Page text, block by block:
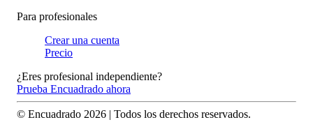
Para profesionales
Crear una cuenta
Precio
¿Eres profesional independiente?
Prueba Encuadrado ahora
© Encuadrado 2026 | Todos los derechos reservados.